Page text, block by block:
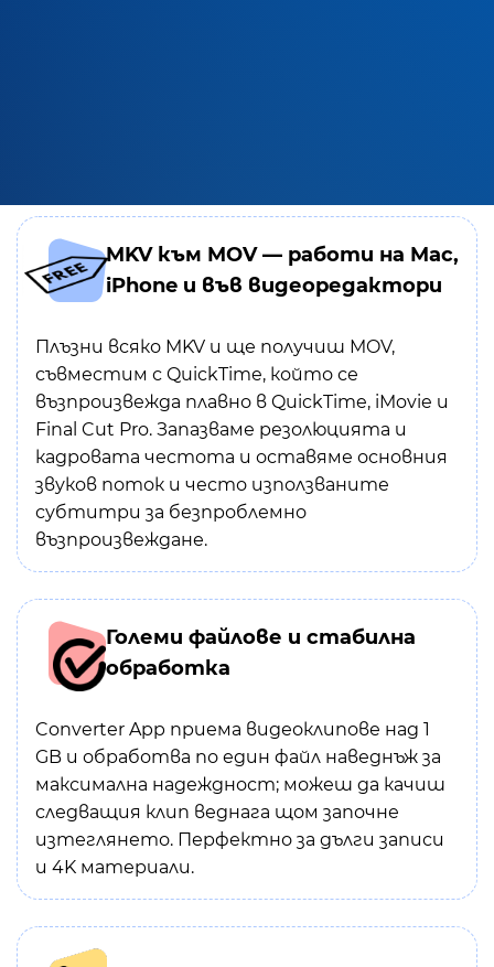
MKV към MOV — работи на Mac,
iPhone и във видеоредактори
Плъзни всяко MKV и ще получиш MOV,
съвместим с QuickTime, който се
възпроизвежда плавно в QuickTime, iMovie и
Final Cut Pro. Запазваме резолюцията и
кадровата честота и оставяме основния
звуков поток и често използваните
субтитри за безпроблемно
възпроизвеждане.
Големи файлове и стабилна
обработка
Converter App приема видеоклипове над 1
GB и обработва по един файл наведнъж за
максимална надеждност; можеш да качиш
следващия клип веднага щом започне
изтеглянето. Перфектно за дълги записи
и 4K материали.